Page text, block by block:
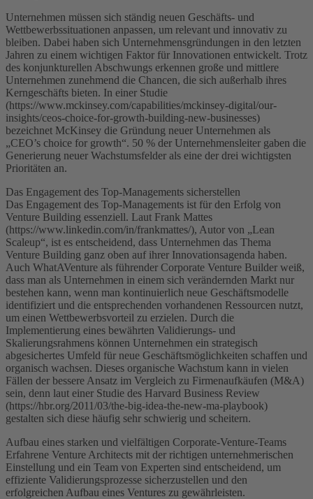
Unternehmen müssen sich ständig neuen Geschäfts- und
Wettbewerbssituationen anpassen, um relevant und innovativ zu
bleiben. Dabei haben sich Unternehmensgründungen in den letzten
Jahren zu einem wichtigen Faktor für Innovationen entwickelt. Trotz
des konjunkturellen Abschwungs erkennen große und mittlere
Unternehmen zunehmend die Chancen, die sich außerhalb ihres
Kerngeschäfts bieten. In einer Studie
(https://www.mckinsey.com/capabilities/mckinsey-digital/our-
insights/ceos-choice-for-growth-building-new-businesses)
bezeichnet McKinsey die Gründung neuer Unternehmen als
„CEO’s choice for growth“. 50 % der Unternehmensleiter gaben die
Generierung neuer Wachstumsfelder als eine der drei wichtigsten
Prioritäten an.
Das Engagement des Top-Managements sicherstellen
Das Engagement des Top-Managements ist für den Erfolg von
Venture Building essenziell. Laut Frank Mattes
(https://www.linkedin.com/in/frankmattes/), Autor von „Lean
Scaleup“, ist es entscheidend, dass Unternehmen das Thema
Venture Building ganz oben auf ihrer Innovationsagenda haben.
Auch WhatAVenture als führender Corporate Venture Builder weiß,
dass man als Unternehmen in einem sich verändernden Markt nur
bestehen kann, wenn man kontinuierlich neue Geschäftsmodelle
identifiziert und die entsprechenden vorhandenen Ressourcen nutzt,
um einen Wettbewerbsvorteil zu erzielen. Durch die
Implementierung eines bewährten Validierungs- und
Skalierungsrahmens können Unternehmen ein strategisch
abgesichertes Umfeld für neue Geschäftsmöglichkeiten schaffen und
organisch wachsen. Dieses organische Wachstum kann in vielen
Fällen der bessere Ansatz im Vergleich zu Firmenaufkäufen (M&A)
sein, denn laut einer Studie des Harvard Business Review
(https://hbr.org/2011/03/the-big-idea-the-new-ma-playbook)
gestalten sich diese häufig sehr schwierig und scheitern.
Aufbau eines starken und vielfältigen Corporate-Venture-Teams
Erfahrene Venture Architects mit der richtigen unternehmerischen
Einstellung und ein Team von Experten sind entscheidend, um
effiziente Validierungsprozesse sicherzustellen und den
erfolgreichen Aufbau eines Ventures zu gewährleisten.